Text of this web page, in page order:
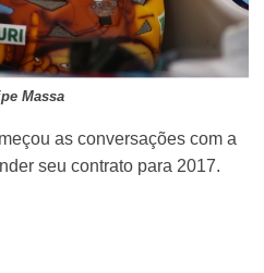
Massa
as conversações com a
seu contrato para 2017.